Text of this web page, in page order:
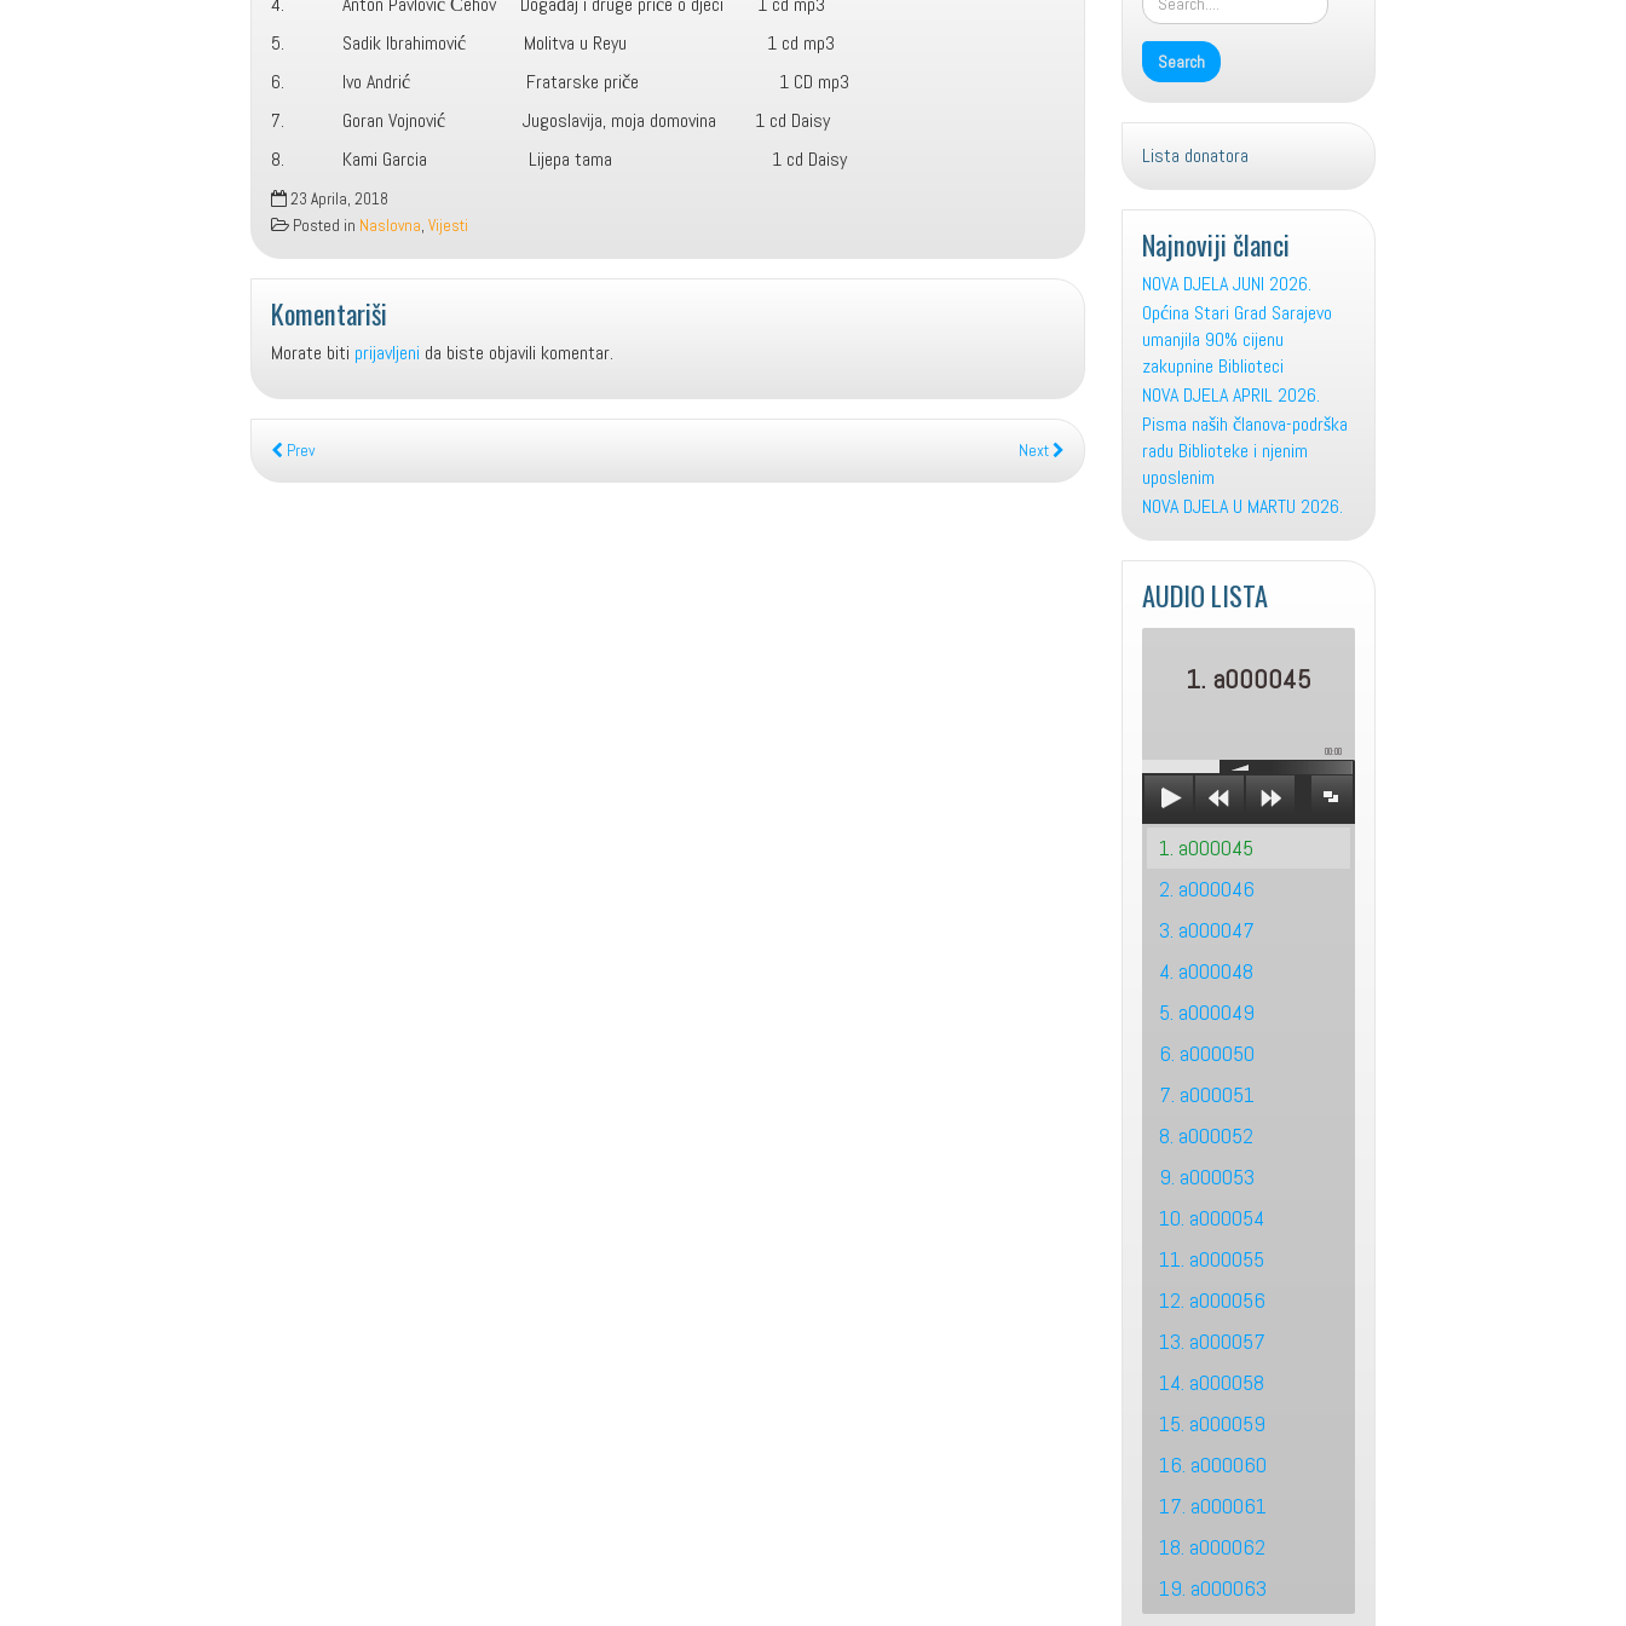
5. Sadik Ibrahimović Molitva u Reyu 1 cd mp3
6. Ivo Andrić Fratarske priče 1 CD mp3
7. Goran Vojnović Jugoslavija, moja domovina 1 cd Daisy
8. Kami Garcia Lijepa tama 1 cd Daisy
23 Aprila, 2018
Posted in Naslovna, Vijesti
Komentariši
Morate biti prijavljeni da biste objavili komentar.
Prev Next
Lista donatora
Najnoviji članci
NOVA DJELA JUNI 2026.
Općina Stari Grad Sarajevo
umanjila 90% cijenu
zakupnine Biblioteci
NOVA DJELA APRIL 2026.
Pisma naših članova-podrška
radu Biblioteke i njenim
uposlenim
NOVA DJELA U MARTU 2026.
AUDIO LISTA
1. a000045
00:00
1. a000045
2. a000046
3. a000047
4. a000048
5. a000049
6. a000050
7. a000051
8. a000052
9. a000053
10. a000054
11. a000055
12. a000056
13. a000057
14. a000058
15. a000059
16. a000060
17. a000061
18. a000062
19. a000063